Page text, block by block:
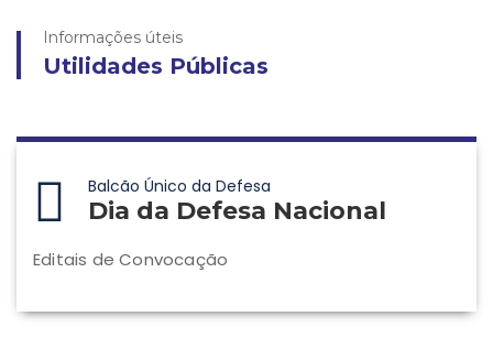
Informações úteis
Utilidades Públicas
Balcão Único da Defesa
Dia da Defesa Nacional
Editais de Convocação